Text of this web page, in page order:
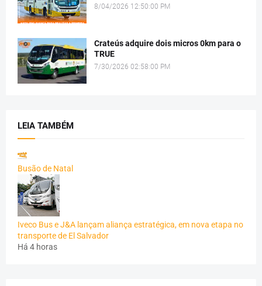
8/04/2026 12:50:00 PM
Crateús adquire dois micros 0km para o
TRUE
7/30/2026 02:58:00 PM
LEIA TAMBÉM
Busão de Natal
Iveco Bus e J&A lançam aliança estratégica, em nova etapa no
transporte de El Salvador
Há 4 horas